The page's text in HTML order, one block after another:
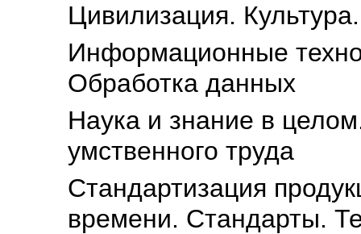
Цивилизация.
Информационные
Обработка данных
Наука и знание в
умственного труда
Стандартизация
времени. Стандарты.